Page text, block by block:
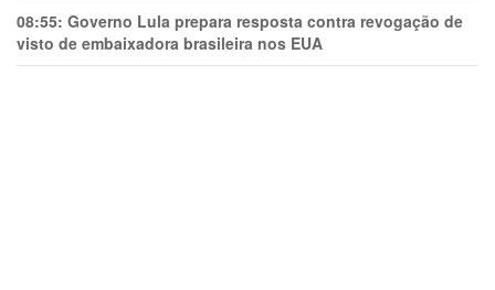
08:55: Governo Lula prepara resposta contra revogação de
visto de embaixadora brasileira nos EUA